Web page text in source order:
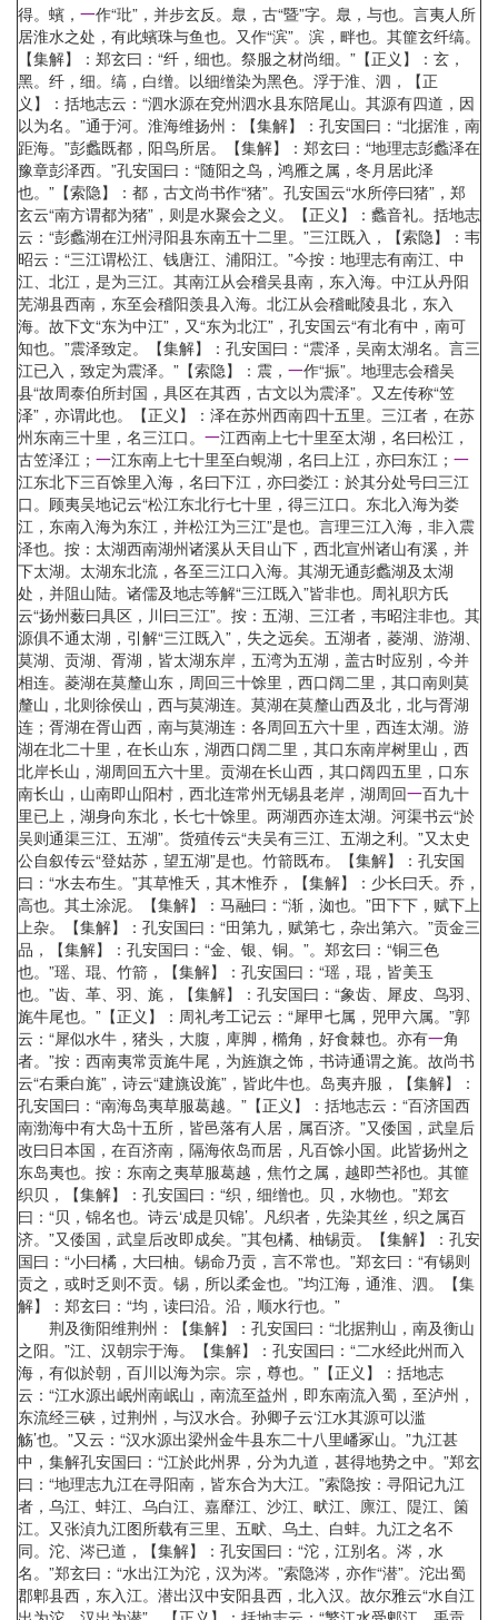
得。蠙， 一作“玭”，并步玄反。臮，古“暨”字。臮，与也。言夷人所
居淮水之处，有此蠙珠与鱼也。又作“滨”。滨，畔也。其篚玄纤缟。
【集解】：郑玄曰：“纤，细也。祭服之材尚细。”【正义】：玄，
黑。纤，细。缟，白缯。以细缯染为黑色。浮于淮、泗，【正
义】：括地志云：“泗水源在兗州泗水县东陪尾山。其源有四道，因
以为名。”通于河。淮海维扬州：【集解】：孔安国曰：“北据淮，南
距海。”彭蠡既都，阳鸟所居。【集解】：郑玄曰：“地理志彭蠡泽在
豫章彭泽西。”孔安国曰：“随阳之鸟，鸿雁之属，冬月居此泽
也。”【索隐】：都，古文尚书作“猪”。孔安国云“水所停曰猪”，郑
玄云“南方谓都为猪”，则是水聚会之义。【正义】：蠡音礼。括地志
云：“彭蠡湖在江州浔阳县东南五十二里。”三江既入，【索隐】：韦
昭云：“三江谓松江、钱唐江、浦阳江。”今按：地理志有南江、中
江、北江，是为三江。其南江从会稽吴县南，东入海。中江从丹阳
芜湖县西南，东至会稽阳羡县入海。北江从会稽毗陵县北，东入
海。故下文“东为中江”，又“东为北江”，孔安国云“有北有中，南可
知也。”震泽致定。【集解】：孔安国曰：“震泽，吴南太湖名。言三
江已入，致定为震泽。”【索隐】：震， 一作“振”。地理志会稽吴
县“故周泰伯所封国，具区在其西，古文以为震泽”。又左传称“笠
泽”，亦谓此也。【正义】：泽在苏州西南四十五里。三江者，在苏
州东南三十里，名三江口。 一江西南上七十里至太湖，名曰松江，
古笠泽江； 一江东南上七十里至白蜆湖，名曰上江，亦曰东江； 一
江东北下三百馀里入海，名曰下江，亦曰娄江：於其分处号曰三江
口。顾夷吴地记云“松江东北行七十里，得三江口。东北入海为娄
江，东南入海为东江，并松江为三江”是也。言理三江入海，非入震
泽也。按：太湖西南湖州诸溪从天目山下，西北宣州诸山有溪，并
下太湖。太湖东北流，各至三江口入海。其湖无通彭蠡湖及太湖
处，并阻山陆。诸儒及地志等解“三江既入”皆非也。周礼职方氏
云“扬州薮曰具区，川曰三江”。按：五湖、三江者，韦昭注非也。其
源俱不通太湖，引解“三江既入”，失之远矣。五湖者，菱湖、游湖、
莫湖、贡湖、胥湖，皆太湖东岸，五湾为五湖，盖古时应别，今并
相连。菱湖在莫釐山东，周回三十馀里，西口阔二里，其口南则莫
釐山，北则徐侯山，西与莫湖连。莫湖在莫釐山西及北，北与胥湖
连；胥湖在胥山西，南与莫湖连：各周回五六十里，西连太湖。游
湖在北二十里，在长山东，湖西口阔二里，其口东南岸树里山，西
北岸长山，湖周回五六十里。贡湖在长山西，其口阔四五里，口东
南长山，山南即山阳村，西北连常州无锡县老岸，湖周回一百九十
里已上，湖身向东北，长七十馀里。两湖西亦连太湖。河渠书云“於
吴则通渠三江、五湖”。货殖传云“夫吴有三江、五湖之利。”又太史
公自叙传云“登姑苏，望五湖”是也。竹箭既布。【集解】：孔安国
曰：“水去布生。”其草惟夭，其木惟乔，【集解】：少长曰夭。乔，
高也。其土涂泥。【集解】：马融曰：“渐，洳也。”田下下，赋下上
上杂。【集解】：孔安国曰：“田第九，赋第七，杂出第六。”贡金三
品，【集解】：孔安国曰：“金、银、铜。”。郑玄曰：“铜三色
也。”瑶、琨、竹箭，【集解】：孔安国曰：“瑶，琨，皆美玉
也。”齿、革、羽、旄，【集解】：孔安国曰：“象齿、犀皮、鸟羽、
旄牛尾也。”【正义】：周礼考工记云：“犀甲七属，兕甲六属。”郭
云：“犀似水牛，猪头，大腹，庳脚，橢角，好食棘也。亦有一角
者。”按：西南夷常贡旄牛尾，为旌旗之饰，书诗通谓之旄。故尚书
云“右秉白旄”，诗云“建旐设旄”，皆此牛也。岛夷卉服，【集解】：
孔安国曰：“南海岛夷草服葛越。”【正义】：括地志云：“百济国西
南渤海中有大岛十五所，皆邑落有人居，属百济。”又倭国，武皇后
改曰日本国，在百济南，隔海依岛而居，凡百馀小国。此皆扬州之
东岛夷也。按：东南之夷草服葛越，焦竹之属，越即苎祁也。其篚
织贝，【集解】：孔安国曰：“织，细缯也。贝，水物也。”郑玄
曰：“贝，锦名也。诗云‘成是贝锦’。凡织者，先染其丝，织之属百
济。”又倭国，武皇后改即成矣。”其包橘、柚锡贡。【集解】：孔安
国曰：“小曰橘，大曰柚。锡命乃贡，言不常也。”郑玄曰：“有锡则
贡之，或时乏则不贡。锡，所以柔金也。”均江海，通淮、泗。【集
解】：郑玄曰：“均，读曰沿。沿，顺水行也。”
荆及衡阳维荆州：【集解】：孔安国曰：“北据荆山，南及衡山
之阳。”江、汉朝宗于海。【集解】：孔安国曰：“二水经此州而入
海，有似於朝，百川以海为宗。宗，尊也。”【正义】：括地志
云：“江水源出岷州南岷山，南流至益州，即东南流入蜀，至泸州，
东流经三硖，过荆州，与汉水合。孙卿子云‘江水其源可以滥
觞’也。”又云：“汉水源出梁州金牛县东二十八里嶓冢山。”九江甚
中，集解孔安国曰：“江於此州界，分为九道，甚得地势之中。”郑玄
曰：“地理志九江在寻阳南，皆东合为大江。”索隐按：寻阳记九江
者，乌江、蚌江、乌白江、嘉靡江、沙江、畎江、廪江、隄江、箘
江。又张湞九江图所载有三里、五畎、乌土、白蚌。九江之名不
同。沱、涔已道，【集解】：孔安国曰：“沱，江别名。涔，水
名。”郑玄曰：“水出江为沱，汉为涔。”索隐涔，亦作“潜”。沱出蜀
郡郫县西，东入江。潜出汉中安阳县西，北入汉。故尔雅云“水自江